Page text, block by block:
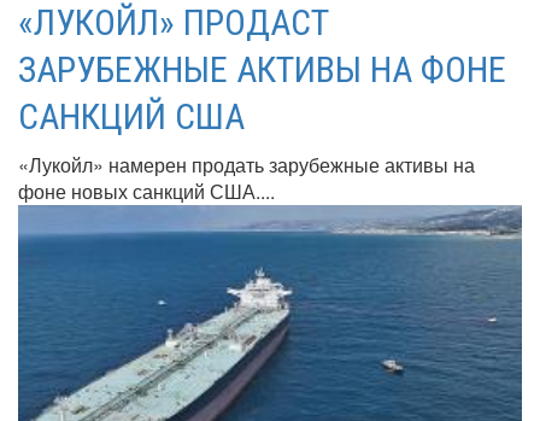
«ЛУКОЙЛ» ПРОДАСТ
ЗАРУБЕЖНЫЕ АКТИВЫ НА ФОНЕ
САНКЦИЙ США
«Лукойл» намерен продать зарубежные активы на
фоне новых санкций США....